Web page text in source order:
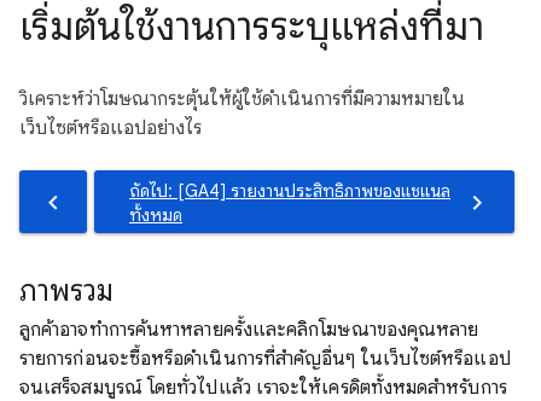
เริ่มต้นใช้งานการระบุแหล่งที่มา
วิเคราะห์ว่าโฆษณากระตุ้นให้ผู้ใช้ดำเนินการที่มีความหมายใน
เว็บไซต์หรือแอปอย่างไร
ถัดไป: [GA4] รายงานประสิทธิภาพของแชแนล
ทั้งหมด
ภาพรวม
ลูกค้าอาจทําการค้นหาหลายครั้งและคลิกโฆษณาของคุณหลาย
รายการก่อนจะซื้อหรือดำเนินการที่สําคัญอื่นๆ ในเว็บไซต์หรือแอป
จนเสร็จสมบูรณ์ โดยทั่วไปแล้ว เราจะให้เครดิตทั้งหมดสำหรับการ